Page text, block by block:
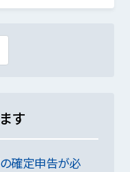
す
確定申告が必